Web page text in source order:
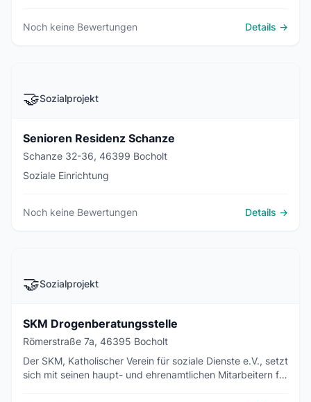
Noch keine Bewertungen Details →
🤝Sozialprojekt
Senioren Residenz Schanze
Schanze 32-36, 46399 Bocholt
Soziale Einrichtung
Noch keine Bewertungen Details →
🤝Sozialprojekt
SKM Drogenberatungsstelle
Römerstraße 7a, 46395 Bocholt
Der SKM, Katholischer Verein für soziale Dienste e.V., setzt
sich mit seinen haupt- und ehrenamtlichen Mitarbeitern für